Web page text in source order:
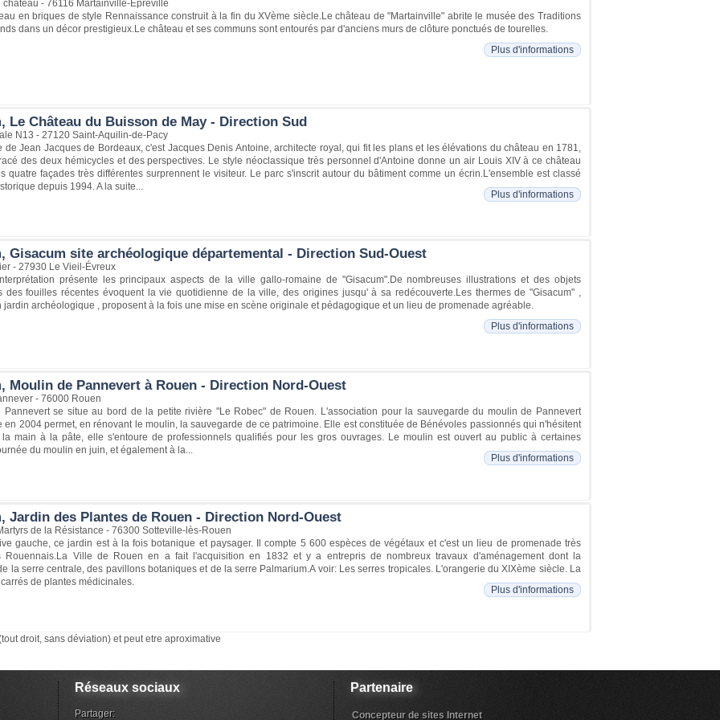
château - 76116 Martainville-Épreville
en briques de style Rennaissance construit à la fin du XVème siècle.Le château de "Martainville" abrite le musée des Traditions
dans un décor prestigieux.Le château et ses communs sont entourés par d'anciens murs de clôture ponctués de tourelles.
Plus d'informations
Le Château du Buisson de May - Direction Sud
N13 - 27120 Saint-Aquilin-de-Pacy
de Jean Jacques de Bordeaux, c'est Jacques Denis Antoine, architecte royal, qui fit les plans et les élévations du château en 1781,
des deux hémicycles et des perspectives. Le style néoclassique très personnel d'Antoine donne un air Louis XIV à ce château
quatre façades très différentes surprennent le visiteur. Le parc s'inscrit autour du bâtiment comme un écrin.L'ensemble est classé
depuis 1994. A la suite...
Plus d'informations
Gisacum site archéologique départemental - Direction Sud-Ouest
- 27930 Le Vieil-Évreux
présente les principaux aspects de la ville gallo-romaine de "Gisacum".De nombreuses illustrations et des objets
des fouilles récentes évoquent la vie quotidienne de la ville, des origines jusqu' à sa redécouverte.Les thermes de "Gisacum" ,
jardin archéologique , proposent à la fois une mise en scène originale et pédagogique et un lieu de promenade agréable.
Plus d'informations
Moulin de Pannevert à Rouen - Direction Nord-Ouest
- 76000 Rouen
Pannevert se situe au bord de la petite rivière "Le Robec" de Rouen. L'association pour la sauvegarde du moulin de Pannevert
en 2004 permet, en rénovant le moulin, la sauvegarde de ce patrimoine. Elle est constituée de Bénévoles passionnés qui n'hésitent
main à la pâte, elle s'entoure de professionnels qualifiés pour les gros ouvrages. Le moulin est ouvert au public à certaines
du moulin en juin, et également à la...
Plus d'informations
Jardin des Plantes de Rouen - Direction Nord-Ouest
de la Résistance - 76300 Sotteville-lès-Rouen
gauche, ce jardin est à la fois botanique et paysager. Il compte 5 600 espèces de végétaux et c'est un lieu de promenade très
Rouennais.La Ville de Rouen en a fait l'acquisition en 1832 et y a entrepris de nombreux travaux d'aménagement dont la
la serre centrale, des pavillons botaniques et de la serre Palmarium.A voir: Les serres tropicales. L'orangerie du XIXème siècle. La
de plantes médicinales.
Plus d'informations
droit, sans déviation) et peut etre aproximative
Réseaux sociaux
Partager:
Partenaire
Concepteur de sites Internet